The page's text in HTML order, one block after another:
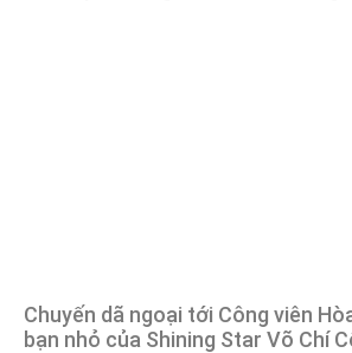
Chuyến dã ngoại tới Công viên
bạn nhỏ của Shining Star Võ Chí